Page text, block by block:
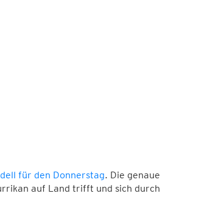
für den Donnerstag. Die genaue
auf Land trifft und sich durch